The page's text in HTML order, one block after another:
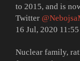
to 2015, and is
Twitter
16 Jul, 2020
Nuclear family,